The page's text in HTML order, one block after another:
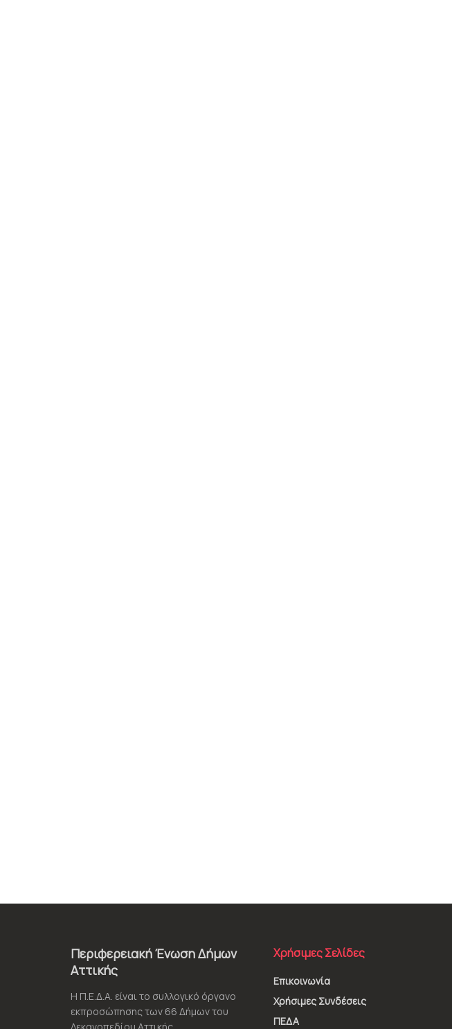
Περιφερειακή Ένωση Δήμων
Αττικής
Η Π.Ε.Δ.Α. είναι το συλλογικό όργανο
εκπροσώπησης των 66 Δήμων του
Χρήσιμες Σελίδες
Επικοινωνία
Χρήσιμες Συνδέσεις
ΠΕΔΑ